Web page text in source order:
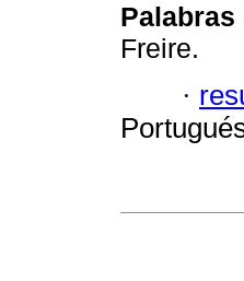
Palabras
Freire.
·